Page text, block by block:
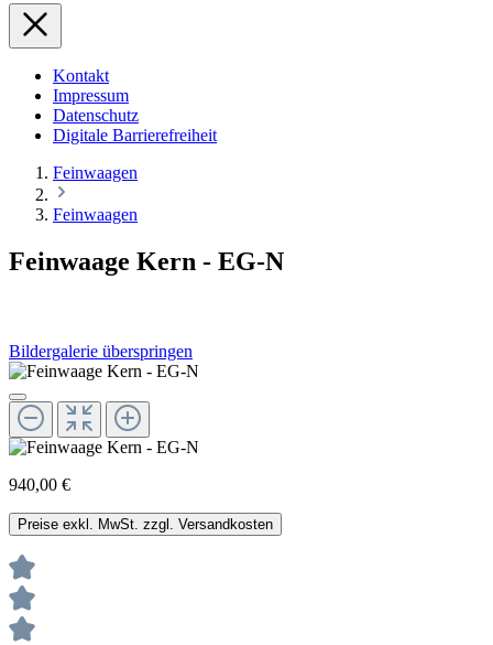
Kontakt
Impressum
Datenschutz
Digitale Barrierefreiheit
Feinwaagen
Feinwaagen
Feinwaage Kern - EG-N
Bildergalerie überspringen
940,00 €
Preise exkl. MwSt. zzgl. Versandkosten